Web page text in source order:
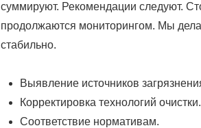
суммируют. Рекомендации следуют.
продолжаются мониторингом. Мы
стабильно.
Выявление источников
Корректировка технологий очистки.
Соответствие нормативам.